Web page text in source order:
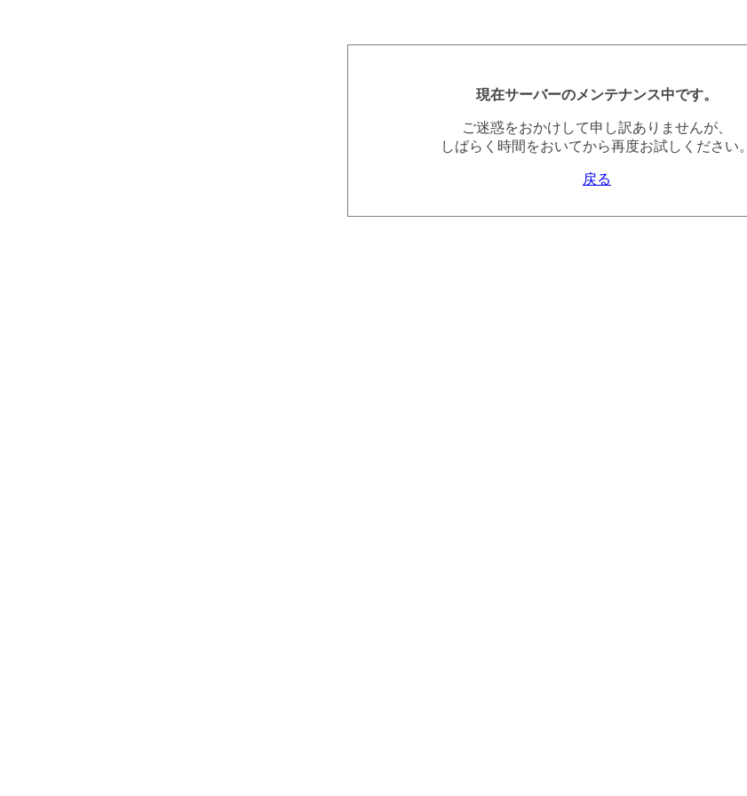
現在サーバーのメンテナンス中です。
ご迷惑をおかけして申し訳ありませんが、
しばらく時間をおいてから再度お試しください。
戻る